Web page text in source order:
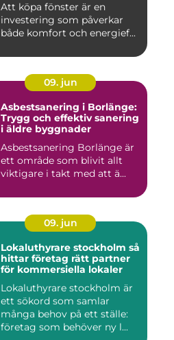
Att köpa fönster är en
investering som påverkar
både komfort och energief...
09. jun
Asbestsanering i Borlänge:
Trygg och effektiv sanering
i äldre byggnader
Asbestsanering Borlänge är
ett område som blivit allt
viktigare i takt med att ä...
09. jun
Lokaluthyrare stockholm så
hittar företag rätt partner
för kommersiella lokaler
Lokaluthyrare stockholm är
ett sökord som samlar
många behov på ett ställe:
företag som behöver ny l...